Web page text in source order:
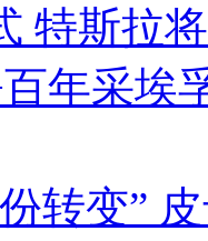
特斯拉
年采埃
转变”